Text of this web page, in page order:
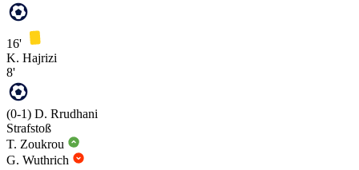
16'
K. Hajrizi
8'
(0-1) D. Rrudhani
Strafstoß
T. Zoukrou
G. Wuthrich